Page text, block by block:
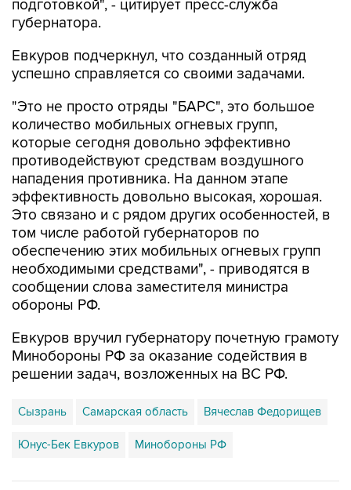
Евкуров подчеркнул, что созданный отряд
"Это не просто отряды "БАРС", это большое
которые сегодня довольно эффективно
противодействуют средствам воздушного
нападения противника. На данном этапе
эффективность довольно высокая, хорошая.
Это связано и с рядом других особенностей, в
том числе работой губернаторов по
обеспечению этих мобильных огневых групп
необходимыми средствами", - приводятся в
сообщении слова заместителя министра
обороны РФ.
Евкуров вручил губернатору почетную грамоту
решении задач, возложенных на ВС РФ.
Сызрань Самарская область Вячеслав Федорищев
Юнус-Бек Евкуров Минобороны РФ